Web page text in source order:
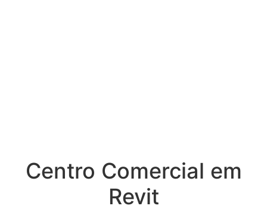
Centro Comercial em
Revit